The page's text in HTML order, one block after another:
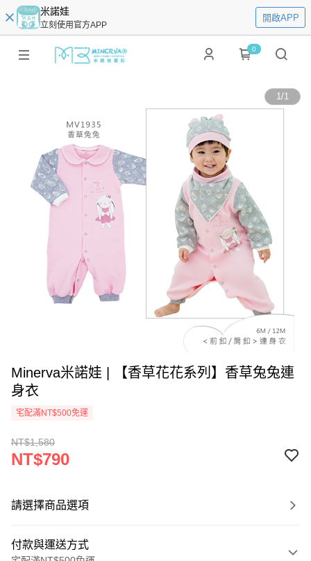
米諾娃
立刻使用官方APP
開啟APP
0
1/1
Minerva米諾娃 | 【香草花花系列】香草兔兔連
身衣
宅配滿NT$500免運
NT$1,580
NT$790
請選擇商品選項
付款與運送方式